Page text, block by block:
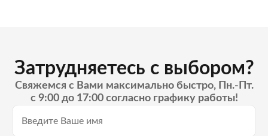
Затрудняетесь с выбором?
Свяжемся с Вами максимально быстро, Пн.-Пт.
с 9:00 до 17:00 согласно графику работы!